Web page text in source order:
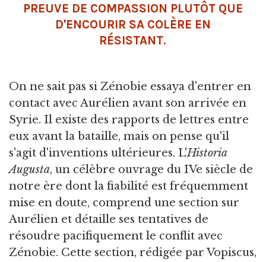
PREUVE DE COMPASSION PLUTÔT QUE
D'ENCOURIR SA COLÈRE EN
RÉSISTANT.
On ne sait pas si Zénobie essaya d'entrer en
contact avec Aurélien avant son arrivée en
Syrie. Il existe des rapports de lettres entre
eux avant la bataille, mais on pense qu'il
s'agit d'inventions ultérieures. L'Historia
Augusta, un célèbre ouvrage du IVe siècle de
notre ère dont la fiabilité est fréquemment
mise en doute, comprend une section sur
Aurélien et détaille ses tentatives de
résoudre pacifiquement le conflit avec
Zénobie. Cette section, rédigée par Vopiscus,